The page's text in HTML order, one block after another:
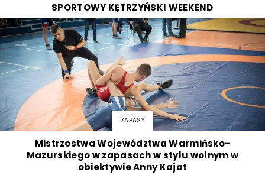
SPORTOWY KĘTRZYŃSKI WEEKEND
ZAPASY
Mistrzostwa Województwa Warmińsko-
Mazurskiego w zapasach w stylu wolnym w
obiektywie Anny Kajat